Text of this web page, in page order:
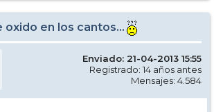
oxido en los cantos...
Enviado: 21-04-2013 15:55
Registrado: 14 años antes
Mensajes: 4.584